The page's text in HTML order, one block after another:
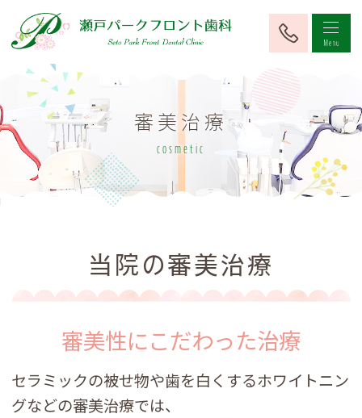
審美治療
cosmetic
当院の審美治療
審美性にこだわった治療
セラミックの被せ物や歯を白くするホワイトニン
グなどの審美治療では、